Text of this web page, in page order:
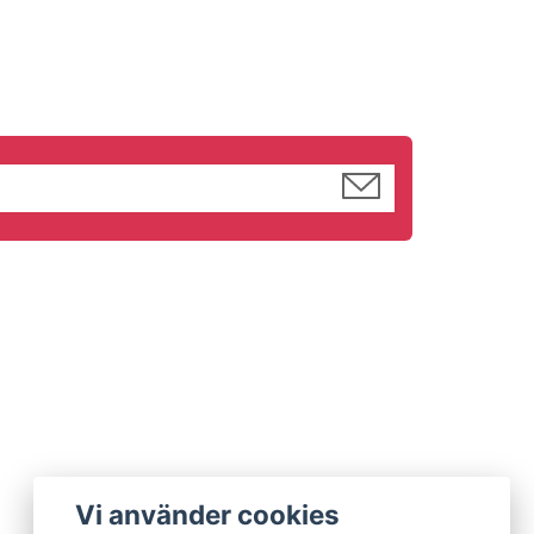
Vi använder cookies